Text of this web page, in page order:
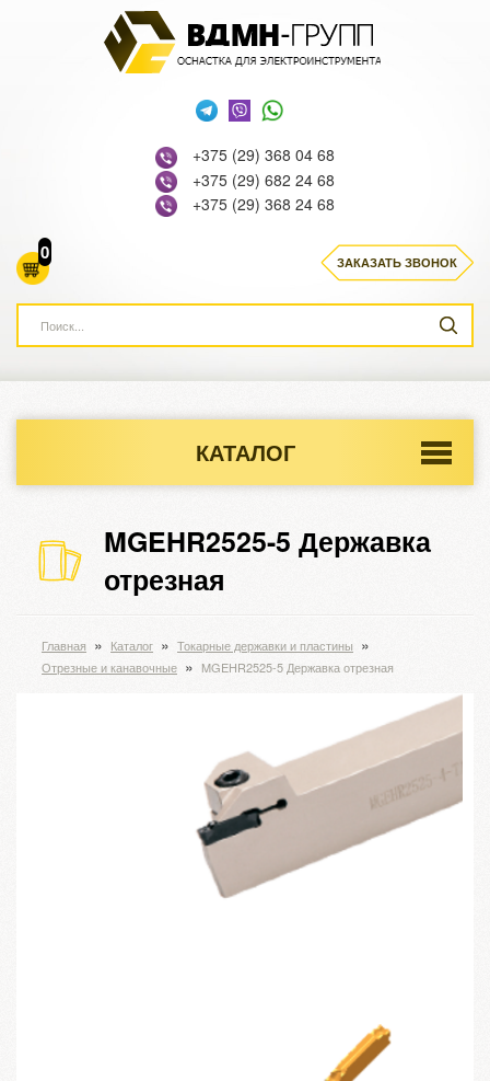
+375 (29) 368 04 68
+375 (29) 682 24 68
+375 (29) 368 24 68
0 ЗАКАЗАТЬ ЗВОНОК
КАТАЛОГ
MGEHR2525-5 Державка
отрезная
Главная » Каталог » Токарные державки и пластины »
Отрезные и канавочные » MGEHR2525-5 Державка отрезная